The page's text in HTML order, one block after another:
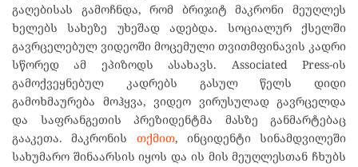
გაღებისას გამოჩნდა, რომ ბრიჯიტ მაკრონი მეუღლეს
ხელებს სახეზე უხეშად ადებდა. სოციალურ ქსელში
გავრცელებულ ვიდეოში მოცემული თვითმფინავის კადრი
სწორედ ამ ეპიზოდს ასახავს. Associated Press-ის
გამოქვეყნებულ კადრებს გასულ წელს დიდი
გამოხმაურება მოჰყვა, ვიდეო ვირუსულად გავრცელდა
და საფრანგეთის პრეზიდენტმა მასზე განმარტებაც
გააკეთა. მაკრონის თქმით, ინციდენტი სინამდვილეში
სახუმარო შინაარსის იყოს და ის მის მეუღლესთან ჩხუბს